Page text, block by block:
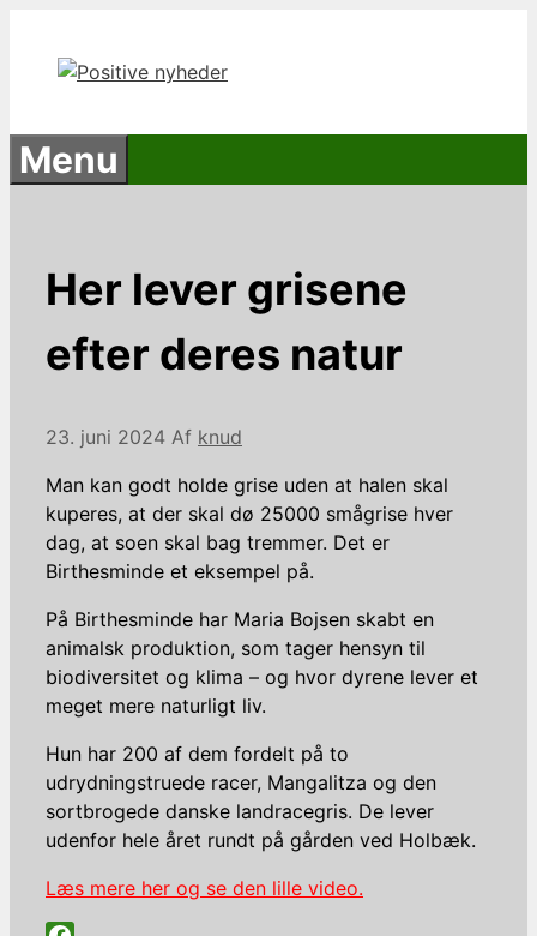
indhold
Menu
Her lever grisene
efter deres natur
23. juni 2024 Af knud
Man kan godt holde grise uden at halen skal
kuperes, at der skal dø 25000 smågrise hver
dag, at soen skal bag tremmer. Det er
Birthesminde et eksempel på.
På Birthesminde har Maria Bojsen skabt en
animalsk produktion, som tager hensyn til
biodiversitet og klima – og hvor dyrene lever et
meget mere naturligt liv.
Hun har 200 af dem fordelt på to
udrydningstruede racer, Mangalitza og den
sortbrogede danske landracegris. De lever
udenfor hele året rundt på gården ved Holbæk.
Læs mere her og se den lille video.